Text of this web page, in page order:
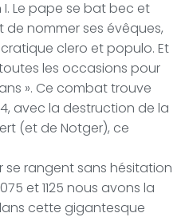
Le pape se bat bec et
nommer ses évêques,
clero et populo. Et
les occasions pour
». Ce combat trouve
avec la destruction de la
(et de Notger), ce
se rangent sans hésitation
et 1125 nous avons la
cette gigantesque